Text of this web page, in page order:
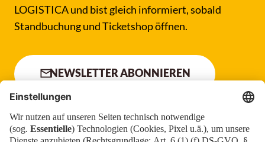
LOGISTICA und bist gleich informiert, sobald
Standbuchung und Ticketshop öffnen.
NEWSLETTER ABONNIEREN